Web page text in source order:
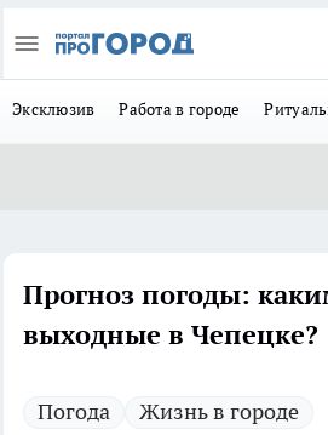
Эксклюзив Работа в городе
Прогноз погоды:
выходные в Чепецке?
Погода Жизнь в городе